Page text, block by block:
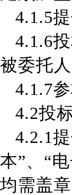
4.1.5
4.1.6
被委托
4.1.7
4.2投
4.2.1
本”、“
均需盖章